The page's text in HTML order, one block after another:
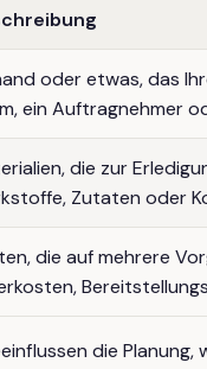
oder etwas, das
ein Auftragnehmer
die zur
Zutaten oder
die auf mehrere
die Planung,